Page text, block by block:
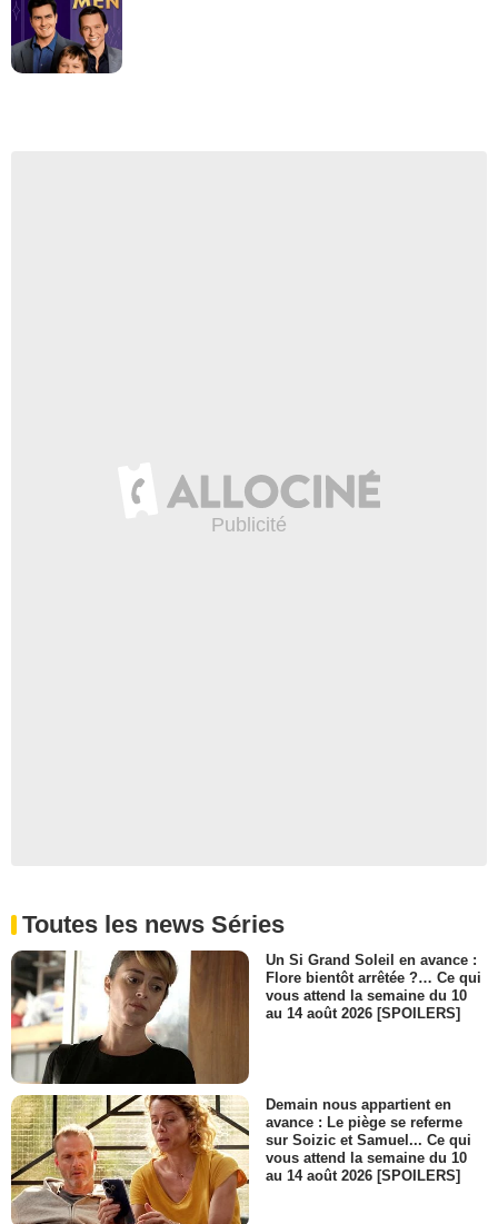
Toutes les news Séries
Un Si Grand Soleil en avance :
Flore bientôt arrêtée ?… Ce qui
vous attend la semaine du 10
au 14 août 2026 [SPOILERS]
Demain nous appartient en
avance : Le piège se referme
sur Soizic et Samuel... Ce qui
vous attend la semaine du 10
au 14 août 2026 [SPOILERS]